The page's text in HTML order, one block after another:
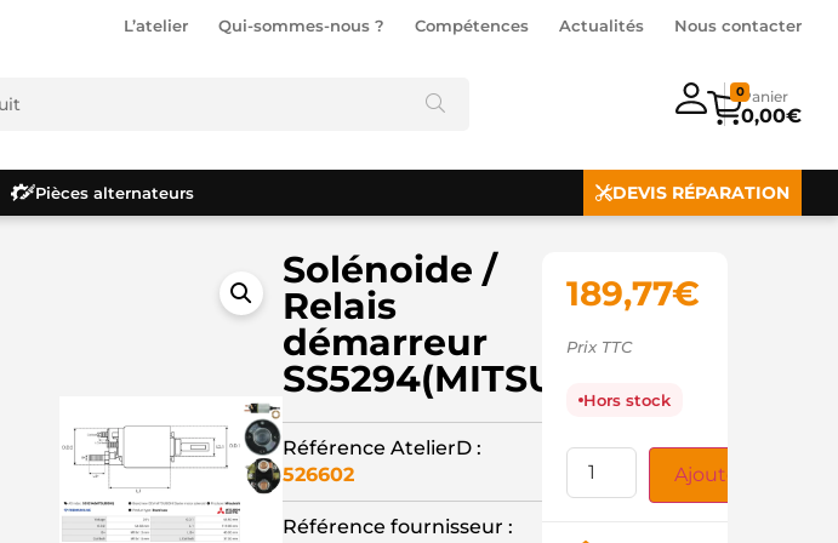
L’atelier Qui-sommes-nous ? Compétences Actualités Nous contacter
0,00€
0
Pièces alternateurs DEVIS RÉPARATION
Solénoide /
Relais
démarreur
SS5294(MITSUBISHI)
Référence AtelierD :
526602
Référence fournisseur :
189,77€
Prix TTC
Hors stock
Ajouter au